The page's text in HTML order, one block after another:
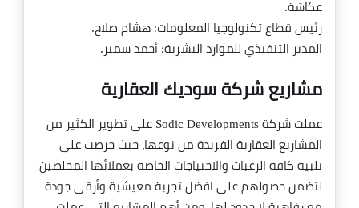
عكاشة.
رئيس قطاع تكنولوجيا المعلومات؛ هشام صلاح.
المدير التنفيذي للموارد البشرية؛ أحمد سمير.
مشاريع شركة سوديك العقارية
عملت شركة Sodic Developments على تطوير الكثير من
المشاريع العقارية الفريدة من نوعها، حيث حرصت على
تلبية كافة الرغبات والاحتياجات الخاصة بعملائها المخلصين
لتضمن حصولهم على افضل تجربة معيشية وأرقى جودة